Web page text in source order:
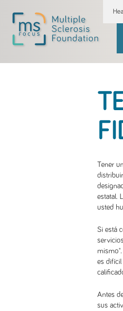
Tener
estatal.
usted
Si está
es difícil
Antes
sus